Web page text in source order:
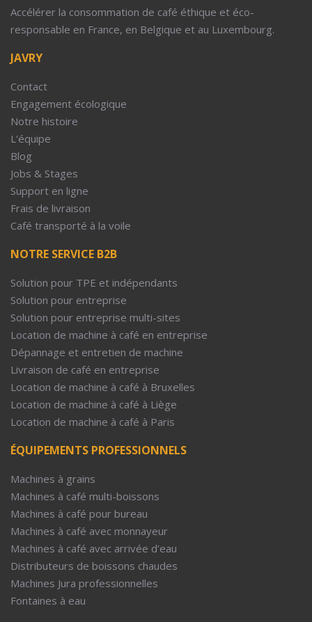
Accélérer la consommation de café éthique et éco-
responsable en France, en Belgique et au Luxembourg.
JAVRY
Contact
Engagement écologique
Notre histoire
L'équipe
Blog
Jobs & Stages
Support en ligne
Frais de livraison
Café transporté à la voile
NOTRE SERVICE B2B
Solution pour TPE et indépendants
Solution pour entreprise
Solution pour entreprise multi-sites
Location de machine à café en entreprise
Dépannage et entretien de machine
Livraison de café en entreprise
Location de machine à café à Bruxelles
Location de machine à café à Liège
Location de machine à café à Paris
ÉQUIPEMENTS PROFESSIONNELS
Machines à grains
Machines à café multi-boissons
Machines à café pour bureau
Machines à café avec monnayeur
Machines à café avec arrivée d'eau
Distributeurs de boissons chaudes
Machines Jura professionnelles
Fontaines à eau